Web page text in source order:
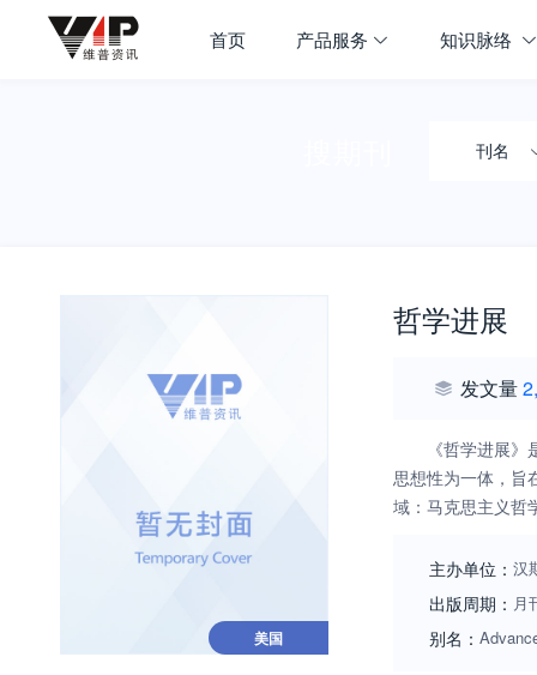
首页 产品服务 知识脉络
刊名
美国
哲学进展
发文量
《哲学进展
思想性为一体，旨
域：马克思主义哲
主办单位： 汉
出版周期： 月
别名：